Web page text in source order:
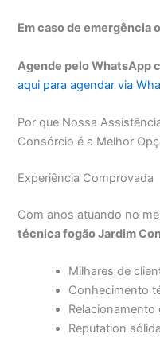
Em caso de emergência
Agende pelo WhatsApp
aqui para agendar via
Por que Nossa
Consórcio é a Melhor
Experiência Comprovada
Com anos atuando no
técnica fogão Jardim
Milhares de
Conhecimento
Reputation